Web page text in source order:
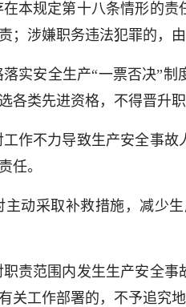
规定第十八条情形的责
；涉嫌职务违法犯罪的，
安全生产“一票否决”制
各类先进资格，不得晋升
不力导致生产安全事故
任。
采取补救措施，减少生
范围内发生生产安全事
关工作部署的，不予追究